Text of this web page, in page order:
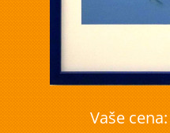
Vaše cena: